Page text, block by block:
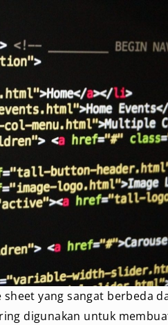
sheet yang sangat berbeda
digunakan untuk